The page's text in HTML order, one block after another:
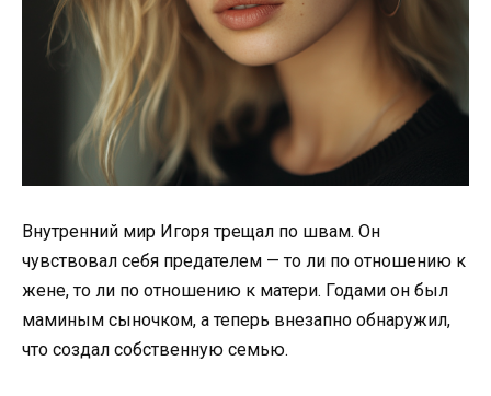
Внутренний мир Игоря трещал по швам. Он
чувствовал себя предателем — то ли по отношению к
жене, то ли по отношению к матери. Годами он был
маминым сыночком, а теперь внезапно обнаружил,
что создал собственную семью.